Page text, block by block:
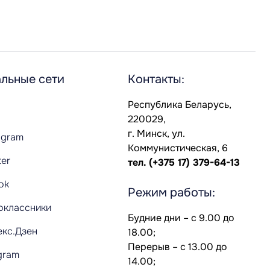
сети Контакты:
Республика Беларусь,
220029,
г. Минск, ул.
Коммунистическая, 6
тел. (+375 17) 379-64-13
Режим работы:
Будние дни – с 9.00 до
18.00;
Перерыв – с 13.00 до
14.00;